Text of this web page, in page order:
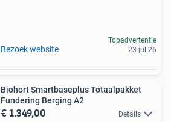
Bezoek website
Topadvertentie
23 jul 26
Biohort Smartbaseplus Totaalpakket
Fundering Berging A2
€ 1.349,00 Details